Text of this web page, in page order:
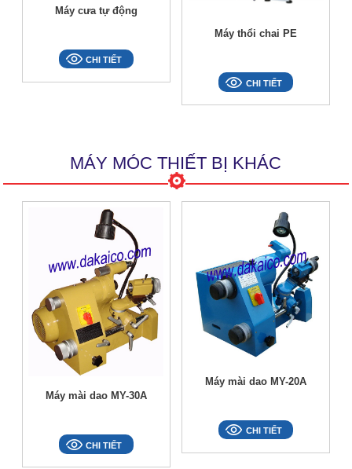
Máy cưa tự động
CHI TIẾT
Máy thổi chai PE
CHI TIẾT
MÁY MÓC THIẾT BỊ KHÁC
Máy mài dao MY-30A
CHI TIẾT
Máy mài dao MY-20A
CHI TIẾT